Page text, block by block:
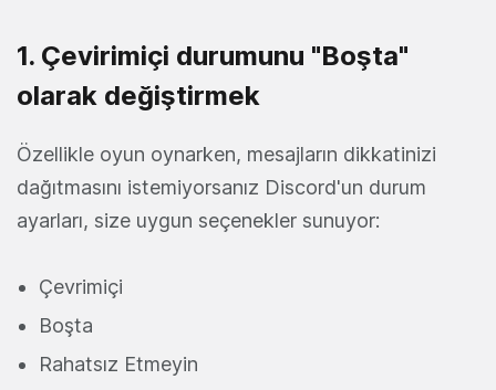
1. Çevirimiçi durumunu "Boşta"
olarak değiştirmek
Özellikle oyun oynarken, mesajların dikkatinizi
dağıtmasını istemiyorsanız Discord'un durum
ayarları, size uygun seçenekler sunuyor:
Çevrimiçi
Boşta
Rahatsız Etmeyin